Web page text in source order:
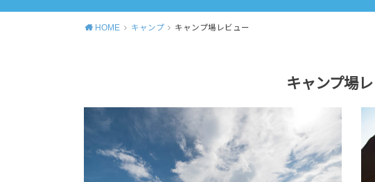
HOME キャンプ キャンプ場レビュー
キャンプ場